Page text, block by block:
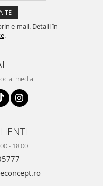
e-mail. Detalii în
.
media
- 18:00